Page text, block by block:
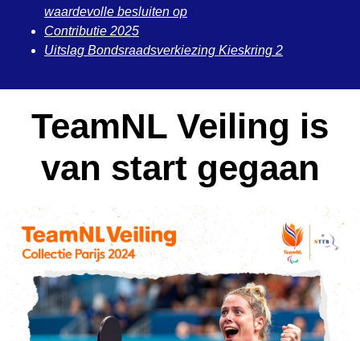
waardevolle besluiten op
Contributie 2025
Uitslag Bondsraadsverkiezing Kieskring 2
TeamNL Veiling is
van start gegaan